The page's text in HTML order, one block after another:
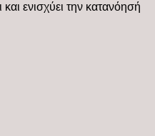
ενισχύει την κατανόησή